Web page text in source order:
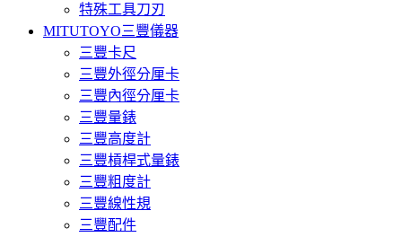
特殊工具刀刃
MITUTOYO三豐儀器
三豐卡尺
三豐外徑分厘卡
三豐內徑分厘卡
三豐量錶
三豐高度計
三豐槓桿式量錶
三豐粗度計
三豐線性規
三豐配件